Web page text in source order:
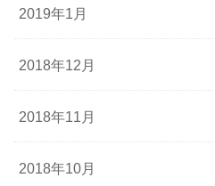
2019年1月
2018年12月
2018年11月
2018年10月